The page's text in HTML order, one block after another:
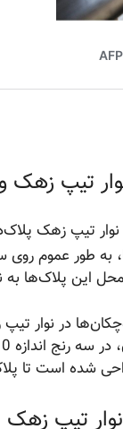
تیپ زهک
تیپ زهک
به طور عموم
این پلاک‌ها به
شده است تا
تیپ زهک